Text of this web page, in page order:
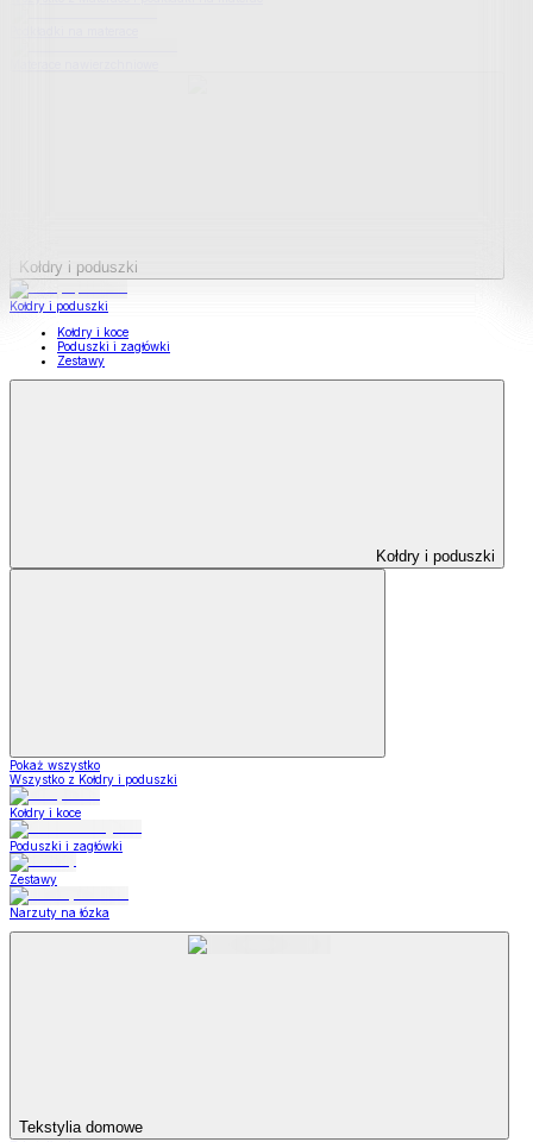
Kołdry i poduszki
Kołdry i poduszki
Kołdry i koce
Poduszki i zagłówki
Zestawy
Kołdry i poduszki
Pokaż wszystko
Wszystko z Kołdry i poduszki
Kołdry i koce
Poduszki i zagłówki
Zestawy
Narzuty na łózka
Tekstylia domowe